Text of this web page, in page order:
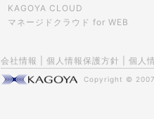
KAGOYA CLOUD
マネージドクラウド for WEB
会社情報 個人情報保護方針 個人
Copyright ©